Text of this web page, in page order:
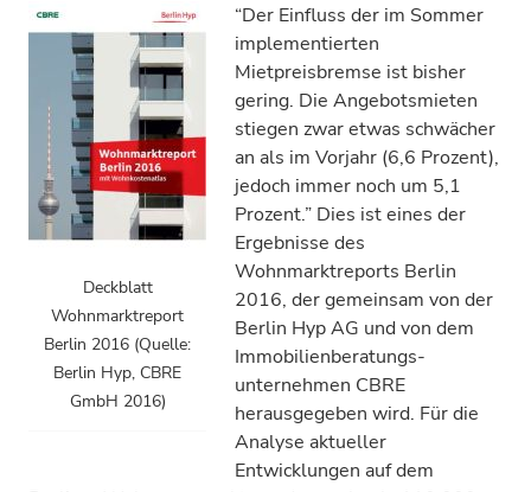
Deckblatt
Wohnmarktreport
Berlin 2016 (Quelle:
Berlin Hyp, CBRE
GmbH 2016)
“Der Einfluss der im Sommer
implementierten
Mietpreisbremse ist bisher
gering. Die Angebotsmieten
stiegen zwar etwas schwächer
an als im Vorjahr (6,6 Prozent),
jedoch immer noch um 5,1
Prozent.” Dies ist eines der
Ergebnisse des
Wohnmarktreports Berlin
2016, der gemeinsam von der
Berlin Hyp AG und von dem
Immobilien­beratungs­
unternehmen CBRE
herausgegeben wird. Für die
Analyse aktueller
Entwicklungen auf dem